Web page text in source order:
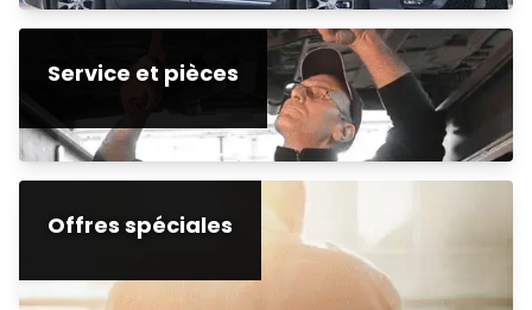
Service et pièces
Offres spéciales